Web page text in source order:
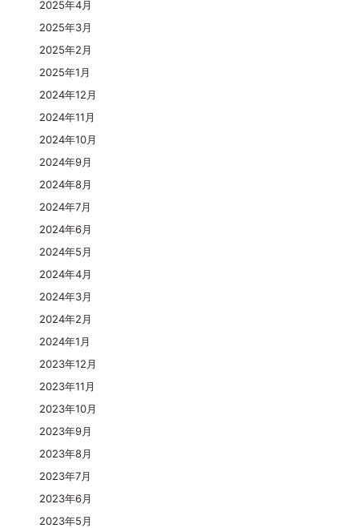
2025年4月
2025年3月
2025年2月
2025年1月
2024年12月
2024年11月
2024年10月
2024年9月
2024年8月
2024年7月
2024年6月
2024年5月
2024年4月
2024年3月
2024年2月
2024年1月
2023年12月
2023年11月
2023年10月
2023年9月
2023年8月
2023年7月
2023年6月
2023年5月